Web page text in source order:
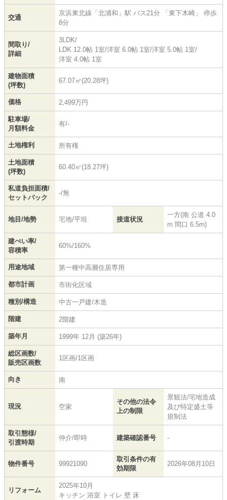
交通
京浜東北線 「 北浦和 」駅 バス21分 「東下木崎」 停歩
8分
間取り/
詳細
3LDK/
LDK 12.0帖 1室/洋室 6.0帖 1室/洋室 5.0帖 1室/
洋室 4.0帖 1室
建物面積
(坪数)
67.07㎡(20.28坪)
価格 2,499万円
駐車場/
月額料金
有/-
土地権利 所有権
土地面積
(坪数)
60.40㎡(18.27坪)
私道負担面積/
セットバック
-/無
地目/地勢 宅地/平坦 接道状況
一方(南 公道 4.0
m 間口 6.5m)
建ぺい率/
容積率
60%/160%
用途地域 第一種中高層住居専用
都市計画 市街化区域
種別/構造 中古一戸建/木造
階建 2階建
築年月 1999年 12月 (築26年)
総区画数/
販売区画数
1区画/1区画
向き 南
現況 空家
その他の法令
上の制限
景観法/宅地造成
及び特定盛土等
規制法
取引態様/
引渡時期
仲介/即時 建築確認番号 -
物件番号 99921090
取引条件の有
効期限
2026年08月10日
リフォーム
2025年10月
キッチン 浴室 トイレ 壁 床